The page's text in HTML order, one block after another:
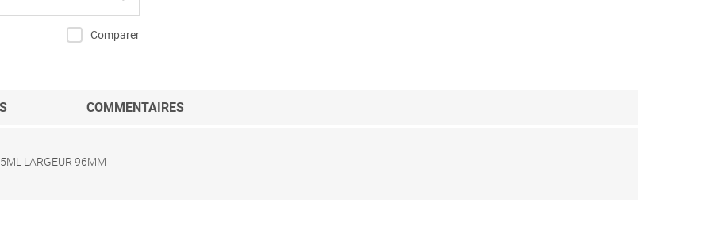
Comparer
LARGEUR 96MM
COMMENTAIRES